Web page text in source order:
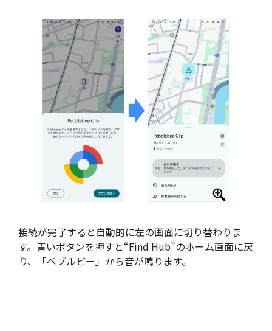
接続が完了すると自動的に左の画面に切り替わりま
す。青いボタンを押すと“Find Hub”のホーム画面に戻
り、「ペブルビー」から音が鳴ります。